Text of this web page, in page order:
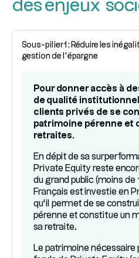
des enjeux
Sous-pilier 1 : Réduire les
gestion de l’épargne
Pour donner accès à
de qualité
clients privés de se
patrimoine pérenne et
retraites.
En dépit de sa
Private Equity reste
du grand public (moins de
Français est investie en
qu’il permet de se
pérenne et constitue un
sa retraite.
Le patrimoine nécessaire